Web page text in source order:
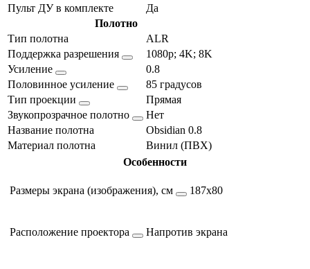
Пульт ДУ в комплекте
Да
Полотно
Тип полотна
ALR
Поддержка разрешения
1080p; 4K; 8K
Усиление
0.8
Половинное усиление
85 градусов
Тип проекции
Прямая
Звукопрозрачное полотно
Нет
Название полотна
Obsidian 0.8
Материал полотна
Винил (ПВХ)
Особенности
Размеры экрана (изображения), см 187х80
Расположение проектора Напротив экрана